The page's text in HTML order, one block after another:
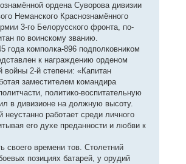
ордена Суворова дивизии
Неманского Краснознамённого
3-го Белорусского фронта, по-
по воинскому званию.
года комполка-896 подполковником
к награждению орденом
войны 2-й степени: «Капитан
заместителем командира
политико-воспитательную
в дивизионе на должную высоту.
неустанно работает среди личного
его духе преданности и любви к
своего времени тов. Столетний
позициях батарей, у орудий